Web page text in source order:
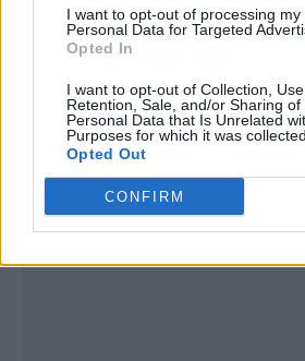
I want to opt-out of processing my
Personal Data for Targeted
Opted In
I want to opt-out of Collection, Use,
Retention, Sale, and/or Sharing of
Personal Data that Is Unrelated
Purposes for which it was collected.
Opted Out
CONFIRM